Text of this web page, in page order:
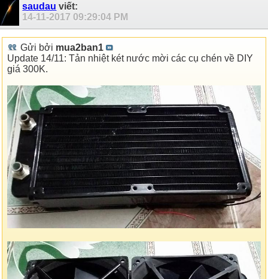
saudau viết:
14-11-2017 09:29:04 PM
Gửi bởi mua2ban1
Update 14/11: Tản nhiệt két nước mời các cụ chén về DIY
giá 300K.